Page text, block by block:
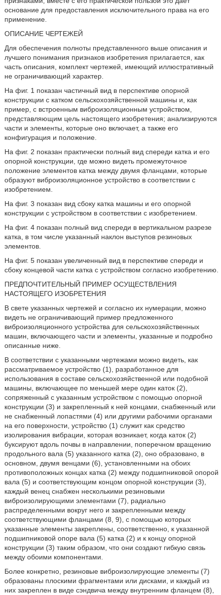
основание для предоставления исключительного права на его
применение.
ОПИСАНИЕ ЧЕРТЕЖЕЙ
Для обеспечения полноты представленного выше описания и
лучшего понимания признаков изобретения прилагается, как
часть описания, комплект чертежей, имеющий иллюстративный
не ограничивающий характер.
На фиг. 1 показан частичный вид в перспективе опорной
конструкции с катком сельскохозяйственной машины и, как
пример, с встроенным виброизоляционным устройством,
представляющим цель настоящего изобретения; анализируются
части и элементы, которые оно включает, а также его
конфигурация и положение.
На фиг. 2 показан практически полный вид спереди катка и его
опорной конструкции, где можно видеть промежуточное
положение элементов катка между двумя фланцами, которые
образуют виброизоляционное устройство в соответствии с
изобретением.
На фиг. 3 показан вид сбоку катка машины и его опорной
конструкции с устройством в соответствии с изобретением.
На фиг. 4 показан полный вид спереди в вертикальном разрезе
катка, в том числе указанный наклон выступов резиновых
элементов.
На фиг. 5 показан увеличенный вид в перспективе спереди и
сбоку концевой части катка с устройством согласно изобретению.
ПРЕДПОЧТИТЕЛЬНЫЙ ПРИМЕР ОСУЩЕСТВЛЕНИЯ
НАСТОЯЩЕГО ИЗОБРЕТЕНИЯ
В свете указанных чертежей и согласно их нумерации, можно
видеть не ограничивающий пример предложенного
виброизоляционного устройства для сельскохозяйственных
машин, включающего части и элементы, указанные и подробно
описанные ниже.
В соответствии с указанными чертежами можно видеть, как
рассматриваемое устройство (1), разработанное для
использования в составе сельскохозяйственной или подобной
машины, включающее по меньшей мере один каток (2),
сопряженный с указанным устройством с помощью опорной
конструкции (3) и закрепленный к ней концами, снабженный или
не снабженный лопастями (4) или другими рабочими органами
на его поверхности, устройство (1) служит как средство
изолирования вибрации, которая возникает, когда каток (2)
буксируют вдоль почвы в направлении, поперечном вращению
продольного вала (5) указанного катка (2), оно образовано, в
основном, двумя венцами (6), установленными на обоих
противоположных концах катка (2) между подшипниковой опорой
вала (5) и соответствующим концом опорной конструкции (3),
каждый венец снабжен несколькими резиновыми
виброизолирующими элементами (7), радиально
распределенными вокруг него и закрепленными между
соответствующими фланцами (8, 9), с помощью которых
указанные элементы закреплены, соответственно, к указанной
подшипниковой опоре вала (5) катка (2) и к концу опорной
конструкции (3) таким образом, что они создают гибкую связь
между обоими компонентами.
Более конкретно, резиновые виброизолирующие элементы (7)
образованы плоскими фрагментами или дисками, и каждый из
них закреплен в виде сэндвича между внутренним фланцем (8),